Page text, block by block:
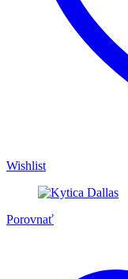
Wishlist
Porovnať